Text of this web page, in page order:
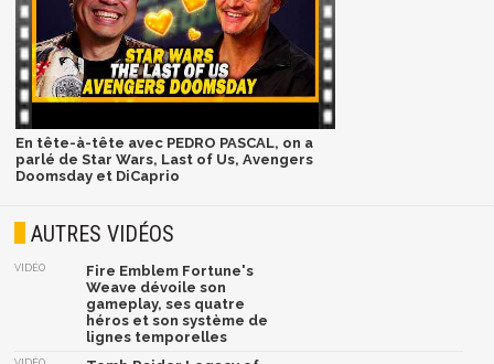
En tête-à-tête avec PEDRO PASCAL, on a
parlé de Star Wars, Last of Us, Avengers
Doomsday et DiCaprio
AUTRES VIDÉOS
VIDÉO
Fire Emblem Fortune's
Weave dévoile son
gameplay, ses quatre
héros et son système de
lignes temporelles